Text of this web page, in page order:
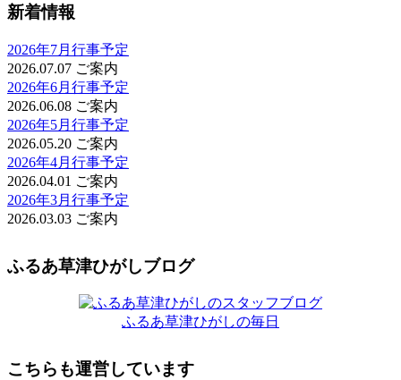
新着情報
2026年7月行事予定
2026.07.07 ご案内
2026年6月行事予定
2026.06.08 ご案内
2026年5月行事予定
2026.05.20 ご案内
2026年4月行事予定
2026.04.01 ご案内
2026年3月行事予定
2026.03.03 ご案内
ふるあ草津ひがしブログ
ふるあ草津ひがしの毎日
こちらも運営しています